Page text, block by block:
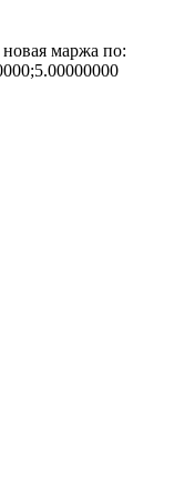
новая маржа по: